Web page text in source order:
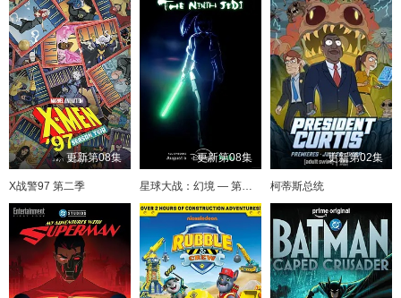
更新第08集
X战警97 第二季
更新第08集
星球大战：幻境 — 第九个绝地武士
更新第02集
柯蒂斯总统